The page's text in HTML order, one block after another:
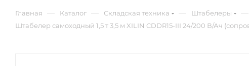
Главная — Каталог — Складская техника — Штабелеры —
Штабелер самоходный 1,5 т 3,5 м XILIN CDDR15-III 24/200 В/Ач